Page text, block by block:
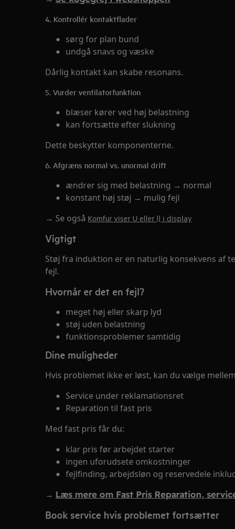
4. Kontrollér kontaktflader
sørg for plan bund
undgå snavs og væske
Dårlig kontakt kan skabe resonans.
5. Vurder ventilatorfunktion
blæser kører ved høj belastning
kan fortsætte efter slukning
Dette beskytter komponenterne.
6. Afgræns normal vs. unormal drift
ændrer sig med belastning → normal
konstant høj støj → mulig fejl
→ Se også Komfur viser U eller || i display
Vigtigt
Støj fra induktion er en naturlig konsekvens af
fejl.
Hvornår er det en fejl?
meget høj eller skarp lyd
støj uden belastning
funktionsproblemer samtidig
Dine muligheder
Hvis problemet ikke er løst, kan du vælge
Service under reklamationsret
Reparation til fast pris
Med fast pris får du:
klar pris før arbejdet starter
ingen uforudsete omkostninger
fejlfinding, arbejdsløn og reservedele
→ Læs mere om Fast Pris Reparation,
Book service hvis problemet fortsætter